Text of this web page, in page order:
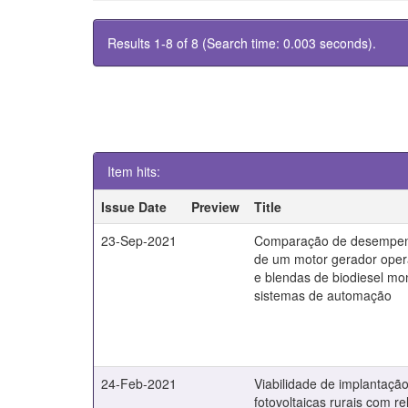
Results 1-8 of 8 (Search time: 0.003 seconds).
Item hits:
Issue Date
Preview
Title
23-Sep-2021
Comparação de
de um motor gerador
e blendas de biodiesel
sistemas de automação
24-Feb-2021
Viabilidade de
fotovoltaicas rurais com